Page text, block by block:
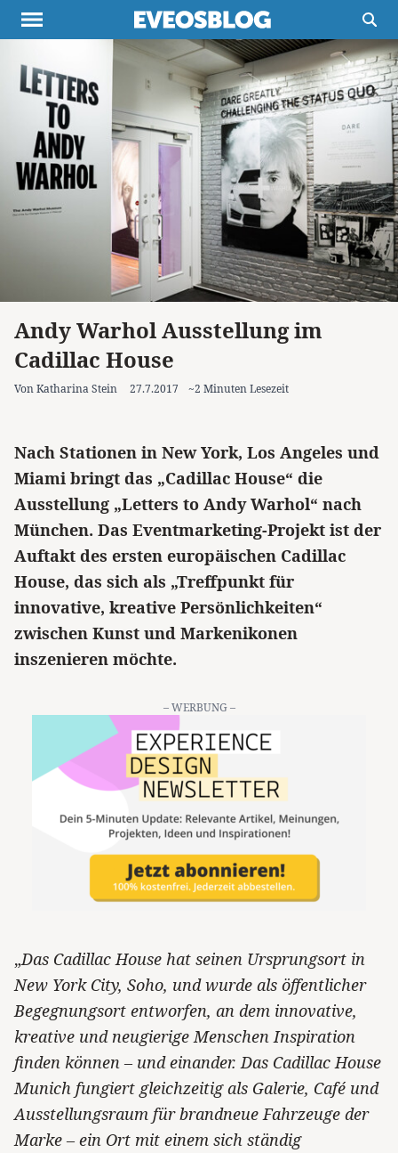
Themen Projekte
Inspiration
Destinationen
Über uns
Werbung
Buchtipps
Newsletter
Andy Warhol Ausstellung im
Cadillac House
Von Katharina Stein 27.7.2017 ~2 Minuten Lesezeit
Nach Stationen in New York, Los Angeles und
Miami bringt das „Cadillac House“ die
Ausstellung „Letters to Andy Warhol“ nach
München. Das Eventmarketing-Projekt ist der
Auftakt des ersten europäischen Cadillac
House, das sich als „Treffpunkt für
innovative, kreative Persönlichkeiten“
zwischen Kunst und Markenikonen
inszenieren möchte.
– WERBUNG –
„Das Cadillac House hat seinen Ursprungsort in
New York City, Soho, und wurde als öffentlicher
Begegnungsort entworfen, an dem innovative,
kreative und neugierige Menschen Inspiration
finden können – und einander. Das Cadillac House
Munich fungiert gleichzeitig als Galerie, Café und
Ausstellungsraum für brandneue Fahrzeuge der
Marke – ein Ort mit einem sich ständig